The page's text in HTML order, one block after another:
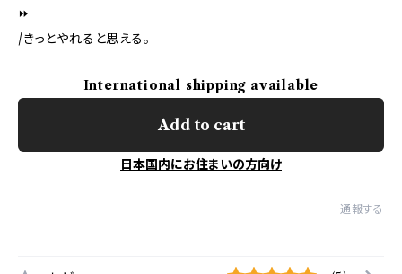
⏩
/きっとやれると思える。
International shipping available
Add to cart
日本国内にお住まいの方向け
通報する